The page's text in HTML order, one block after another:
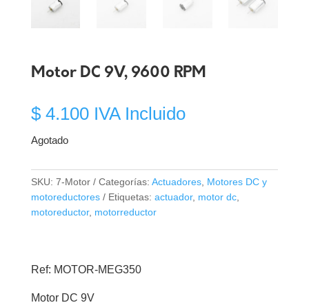
Motor DC 9V, 9600 RPM
$4.100 IVA Incluido
Agotado
SKU: 7-Motor Categorías: Actuadores, Motores DC y
motoreductores
Etiquetas: actuador, motor dc,
motoreductor, motorreductor
Ref: MOTOR-MEG350
Motor DC 9V